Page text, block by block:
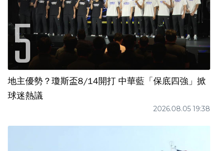
地主優勢？瓊斯盃8/14開打 中華藍「保底四強」掀
球迷熱議
2026.08.05 19:38